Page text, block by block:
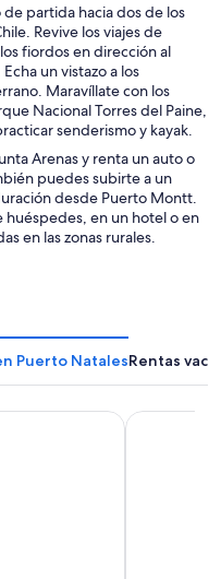
partida hacia dos de los
Revive los viajes de
fiordos en dirección al
un vistazo a los
Maravíllate con los
Nacional Torres del Paine,
senderismo y kayak.
Arenas y renta un auto o
puedes subirte a un
desde Puerto Montt.
huéspedes, en un hotel o en
en las zonas rurales.
Puerto NatalesRentas
Best